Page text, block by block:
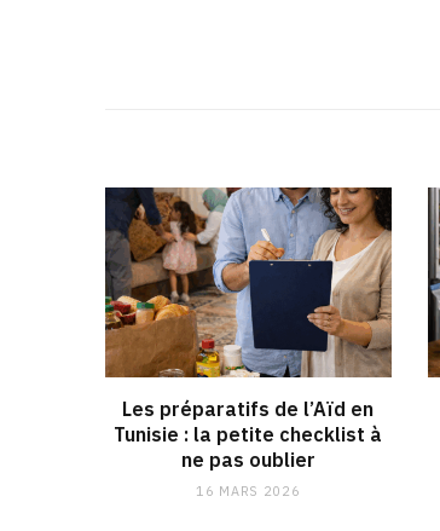
Les préparatifs de l’Aïd en
Tunisie : la petite checklist à
ne pas oublier
16 MARS 2026